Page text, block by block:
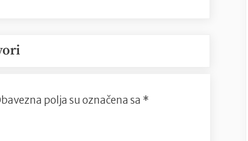
polja su označena sa *